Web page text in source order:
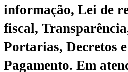
informação, Lei de
fiscal,
Portarias, Decretos
Pagamento. Em